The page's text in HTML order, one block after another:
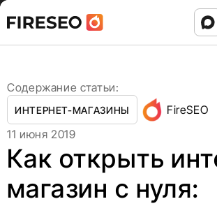
Skip
toСсылки
хлебных
Ссылки
хлебных
Как открыть интернет-магазин с
Содержание статьи:
ИНТЕРНЕТ-МАГАЗИНЫ
FireSEO
11 июня 2019
Как открыть
магазин с нуля: